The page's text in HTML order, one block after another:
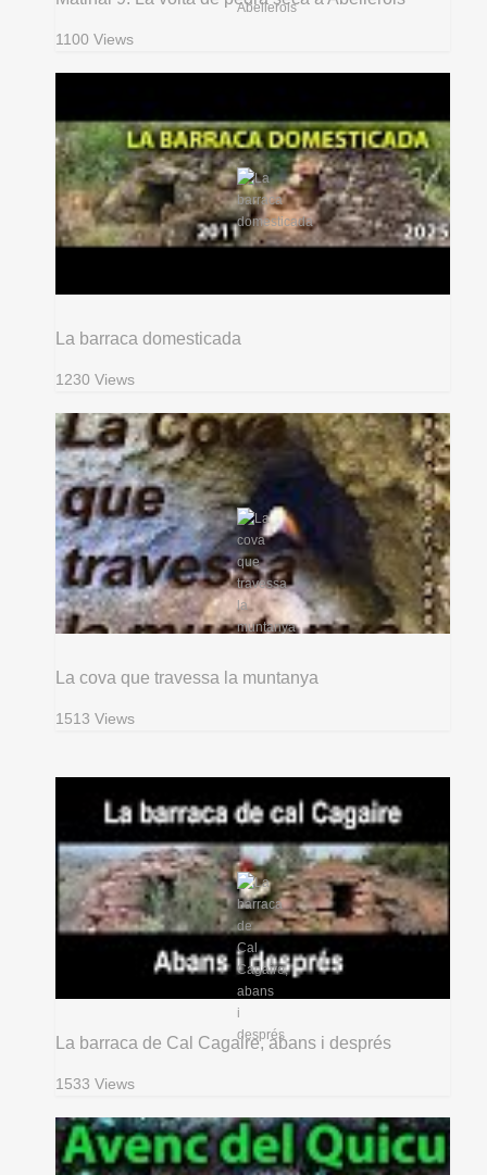
1100 Views
La barraca domesticada
1230 Views
La cova que travessa la muntanya
1513 Views
La barraca de Cal Cagaire, abans i després
1533 Views